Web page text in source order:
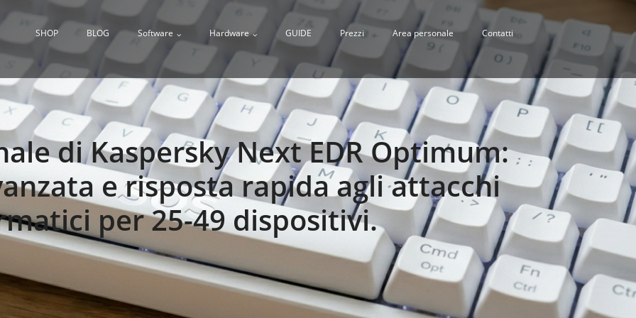
SHOP BLOG Software Hardware GUIDE Prezzi Area personale Contatti
di Kaspersky Next EDR Optimum:
e risposta rapida agli attacchi
per 25-49 dispositivi.